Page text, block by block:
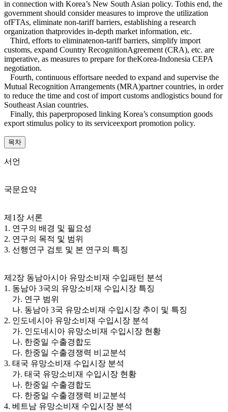
in connection with Korea’s New South Asian policy. Tothis end, the
government should consider measures to improve the utilization
ofFTAs, eliminate non-tariff barriers, establishing a research
organization thatprovides in-depth market information, etc.
Third, efforts to eliminatenon-tariff barriers, simplify import
customs, expand Country RecognitionAgreement (CRA), etc. are
imperative, as measures to prepare for theKorea-Indonesia CEPA
negotiation.
Fourth, continuous effortsare needed to expand and supervise the
Mutual Recognition Arrangements (MRA)partner countries, in order
to reduce the time and cost of import customs andlogistics bound for
Southeast Asian countries.
Finally, this paperproposed linking Korea’s consumption goods
export stimulus policy to its serviceexport promotion policy.
목차
서언
국문요약
제1장 서론
1. 연구의 배경 및 필요성
2. 연구의 목적 및 범위
3. 선행연구 검토 및 본 연구의 특징
제2장 동남아시아 유망소비재 수입패턴 분석
1. 동남아 3국의 유망소비재 수입시장 특징
가. 연구 범위
나. 동남아 3국 유망소비재 수입시장 추이 및 특징
2. 인도네시아 유망소비재 수입시장 분석
가. 인도네시아 유망소비재 수입시장 현황
나. 한중일 수출경합도
다. 한중일 수출경쟁력 비교분석
3. 태국 유망소비재 수입시장 분석
가. 태국 유망소비재 수입시장 현황
나. 한중일 수출경합도
다. 한중일 수출경쟁력 비교분석
4. 베트남 유망소비재 수입시장 분석